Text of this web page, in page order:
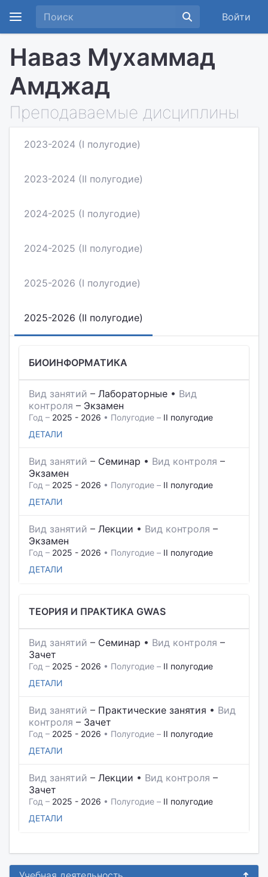
Войти
Наваз Мухаммад
Амджад
Преподаваемые дисциплины
2023-2024 (I полугодие)
2023-2024 (II полугодие)
2024-2025 (I полугодие)
2024-2025 (II полугодие)
2025-2026 (I полугодие)
2025-2026 (II полугодие)
БИОИНФОРМАТИКА
Вид занятий – Лабораторные • Вид
контроля – Экзамен
Год – 2025 - 2026 • Полугодие – II полугодие
ДЕТАЛИ
Вид занятий – Семинар • Вид контроля –
Экзамен
Год – 2025 - 2026 • Полугодие – II полугодие
ДЕТАЛИ
Вид занятий – Лекции • Вид контроля –
Экзамен
Год – 2025 - 2026 • Полугодие – II полугодие
ДЕТАЛИ
ТЕОРИЯ И ПРАКТИКА GWAS
Вид занятий – Семинар • Вид контроля –
Зачет
Год – 2025 - 2026 • Полугодие – II полугодие
ДЕТАЛИ
Вид занятий – Практические занятия • Вид
контроля – Зачет
Год – 2025 - 2026 • Полугодие – II полугодие
ДЕТАЛИ
Вид занятий – Лекции • Вид контроля –
Зачет
Год – 2025 - 2026 • Полугодие – II полугодие
ДЕТАЛИ